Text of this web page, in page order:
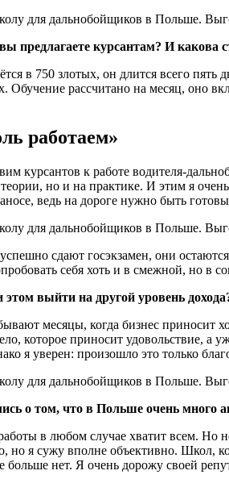
курсантам? И какова
в 750 злотых, он длится всего пять
Обучение рассчитано на месяц, оно
работаем»
курсантов к работе водителя-
но и на практике. И этим я
ведь на дороге нужно быть
сдают госэкзамен, они
себя хоть и в смежной, но в
выйти на другой уровень
месяцы, когда бизнес приносит
которое приносит удовольствие,
я уверен: произошло это только
о том, что в Польше очень много
в любом случае хватит всем. Но
но я сужу вполне объективно. Школ,
больше нет. Я очень дорожу своей